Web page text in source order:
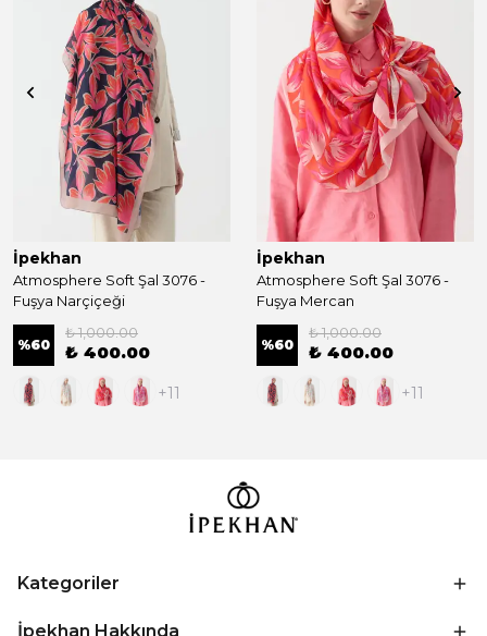
İpekhan
Atmosphere Soft Şal 3076 -
Fuşya Narçiçeği
%60
₺ 1,000.00
₺ 400.00
+11
İpekhan
Atmosphere Soft Şal 3076 -
Fuşya Mercan
%60
₺ 1,000.00
₺ 400.00
+11
Kategoriler
İpekhan Hakkında